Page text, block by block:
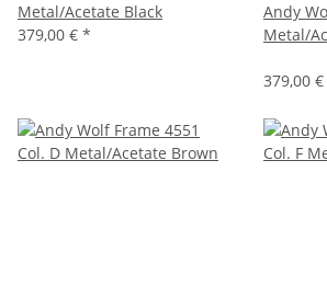
Metal/Acetate Black
379,00 € *
Andy
Metal/
379,00 €